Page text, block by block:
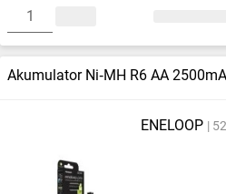
Akumulator Ni‑MH R6 AA
ENELOOP